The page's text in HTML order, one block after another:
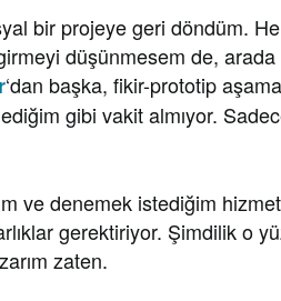
bir projeye geri döndüm.
düşünmesem de,
‘dan başka, fikir-prototip
gibi vakit almıyor.
ve denemek istediğim
gerektiriyor. Şimdilik o
zaten.